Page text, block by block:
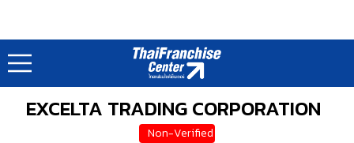
แฟรนไชส์ทั่วโลก : Franchise World
Main Real Estate & Retail Franchises
EXCELTA TRADING CORPORATION
Non-Verified